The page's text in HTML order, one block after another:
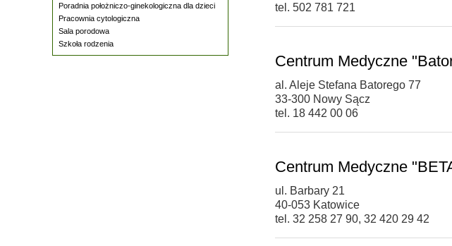
Poradnia położniczo-ginekologiczna dla dzieci
Pracownia cytologiczna
Sala porodowa
Szkoła rodzenia
tel. 502 781 721
Centrum Medyczne
al. Aleje Stefana Batorego 77
33-300 Nowy Sącz
tel. 18 442 00 06
Centrum Medyczne
ul. Barbary 21
40-053 Katowice
tel. 32 258 27 90, 32 420 29 42